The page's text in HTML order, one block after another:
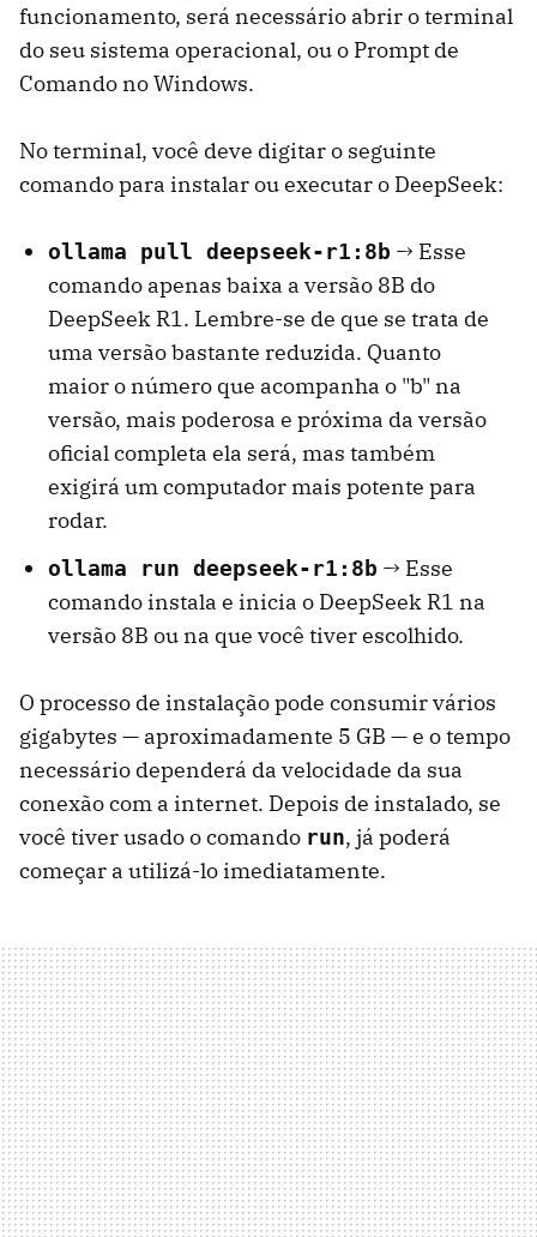
funcionamento, será necessário abrir o terminal
do seu sistema operacional, ou o Prompt de
Comando no Windows.
No terminal, você deve digitar o seguinte
comando para instalar ou executar o DeepSeek:
ollama pull deepseek-r1:8b → Esse
comando apenas baixa a versão 8B do
DeepSeek R1. Lembre-se de que se trata de
uma versão bastante reduzida. Quanto
maior o número que acompanha o "b" na
versão, mais poderosa e próxima da versão
oficial completa ela será, mas também
exigirá um computador mais potente para
rodar.
ollama run deepseek-r1:8b → Esse
comando instala e inicia o DeepSeek R1 na
versão 8B ou na que você tiver escolhido.
O processo de instalação pode consumir vários
gigabytes — aproximadamente 5 GB — e o tempo
necessário dependerá da velocidade da sua
conexão com a internet. Depois de instalado, se
você tiver usado o comando run, já poderá
começar a utilizá-lo imediatamente.